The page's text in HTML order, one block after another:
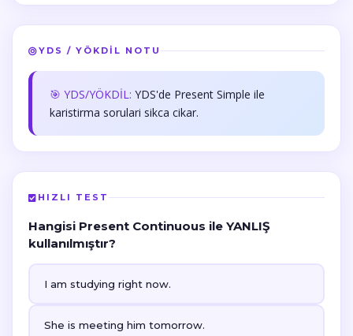
YDS / YÖKDİL NOTU
🎯 YDS/YÖKDİL: YDS'de Present Simple ile
karistirma sorulari sikca cikar.
HIZLI TEST
Hangisi Present Continuous ile YANLIŞ
kullanılmıştır?
I am studying right now.
She is meeting him tomorrow.